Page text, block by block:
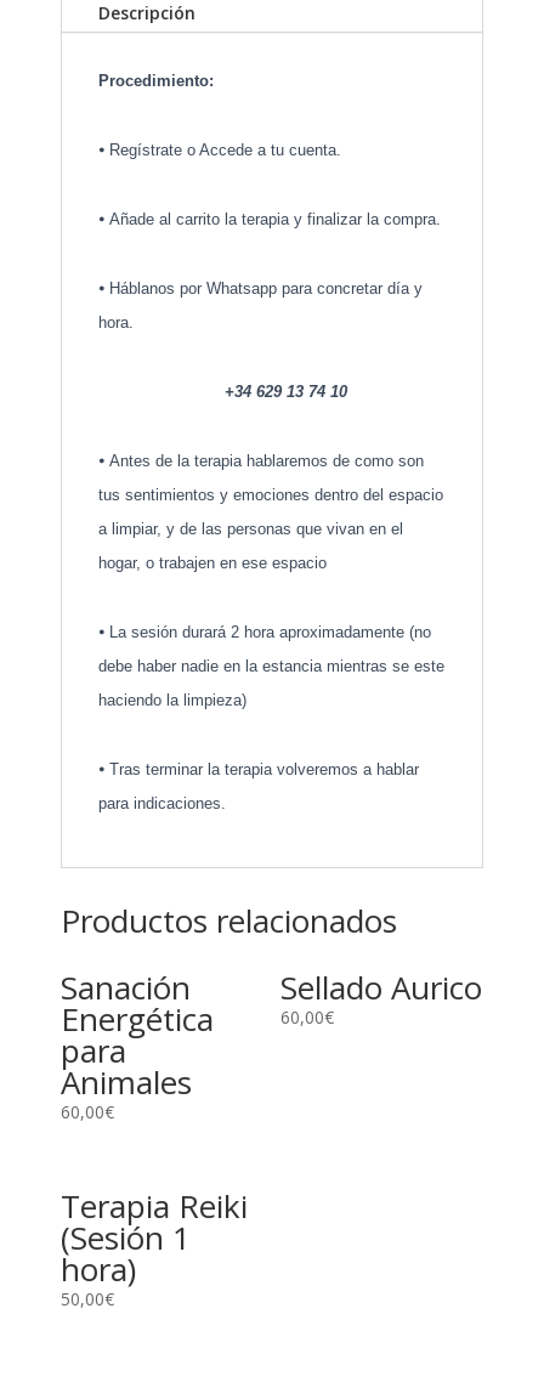
Descripción
Procedimiento:
⦁ Regístrate o Accede a tu cuenta.
⦁ Añade al carrito la terapia y finalizar la compra.
⦁ Háblanos por Whatsapp para concretar día y
hora.
+34 629 13 74 10
⦁ Antes de la terapia hablaremos de como son
tus sentimientos y emociones dentro del espacio
a limpiar, y de las personas que vivan en el
hogar, o trabajen en ese espacio
⦁ La sesión durará 2 hora aproximadamente (no
debe haber nadie en la estancia mientras se este
haciendo la limpieza)
⦁ Tras terminar la terapia volveremos a hablar
para indicaciones.
Productos relacionados
Sanación
Energética
para
Animales
60,00€
Sellado Aurico
60,00€
Terapia Reiki
(Sesión 1
hora)
50,00€